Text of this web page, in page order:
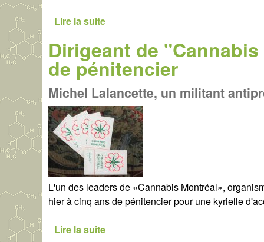
e
é
c
o
n
o
m
i
e
c
o
b
a
t
Lire la suite
L
a
c
u
l
t
u
r
e
d
u
c
Dirigeant de
de pénitencier
Michel Lalancette, un militant
L'un des leaders de «Cannabis Montréal»,
hier à cinq ans de pénitencier pour une kyrielle
Lire la suite